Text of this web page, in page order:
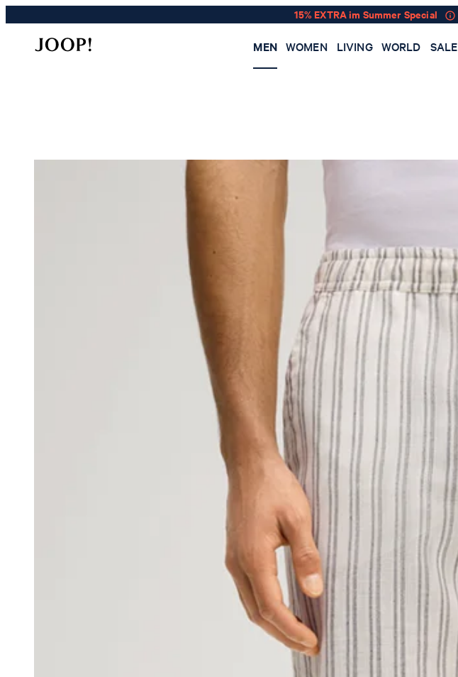
15% EXTRA im Summer Special
MEN WOMEN LIVING WORLD SALE